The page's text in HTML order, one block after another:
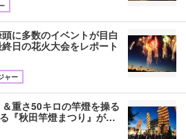
に多数のイベントが目白
日の花火大会をレポート
ャー
重さ50キロの竿燈を操る
『秋田竿燈まつり』が…